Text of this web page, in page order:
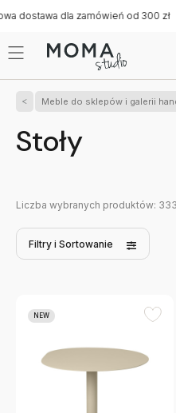
zamówień od 300 zł
Meble do sklepów i galerii
Stoły
Liczba wybranych produktów: 333
Filtry i Sortowanie
NEW